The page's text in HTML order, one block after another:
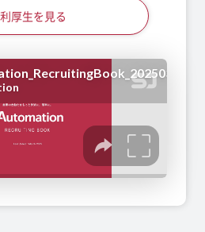
厚生を見る